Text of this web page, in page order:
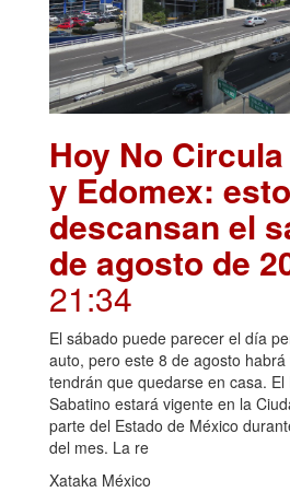
Hoy No
y Edomex:
descansan el
de agosto de
21:34
El sábado puede parecer el día
auto, pero este 8 de agosto
tendrán que quedarse en casa. El
Sabatino estará vigente en la
parte del Estado de México
del mes. La re
Xataka México